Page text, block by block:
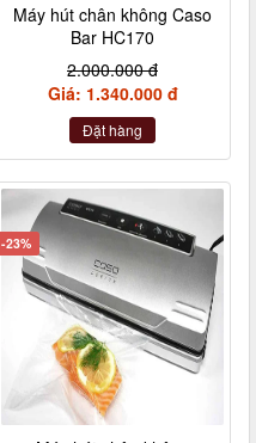
Máy hút chân không Caso
Bar HC170
2.000.000 đ
Giá: 1.340.000 đ
Đặt hàng
-23%